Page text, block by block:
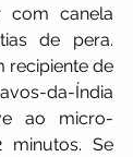
com canela
de pera.
recipiente de
da-Índia
ao micro-
Se